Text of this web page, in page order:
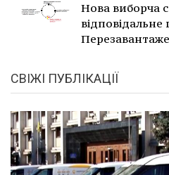
Нова виборча
СВІЖІ ПУБЛІКАЦІЇ